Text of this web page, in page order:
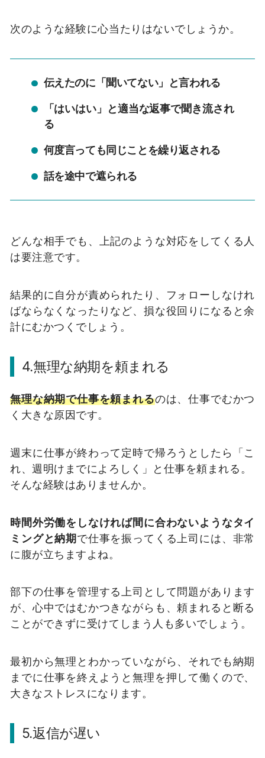
次のような経験に心当たりはないでしょうか。
伝えたのに「聞いてない」と言われる
「はいはい」と適当な返事で聞き流され
る
何度言っても同じことを繰り返される
話を途中で遮られる
どんな相手でも、上記のような対応をしてくる人
は要注意です。
結果的に自分が責められたり、フォローしなけれ
ばならなくなったりなど、損な役回りになると余
計にむかつくでしょう。
4.無理な納期を頼まれる
無理な納期で仕事を頼まれるのは、仕事でむかつ
く大きな原因です。
週末に仕事が終わって定時で帰ろうとしたら「こ
れ、週明けまでによろしく」と仕事を頼まれる。
そんな経験はありませんか。
時間外労働をしなければ間に合わないようなタイ
ミングと納期で仕事を振ってくる上司には、非常
に腹が立ちますよね。
部下の仕事を管理する上司として問題があります
が、心中ではむかつきながらも、頼まれると断る
ことができずに受けてしまう人も多いでしょう。
最初から無理とわかっていながら、それでも納期
までに仕事を終えようと無理を押して働くので、
大きなストレスになります。
5.返信が遅い